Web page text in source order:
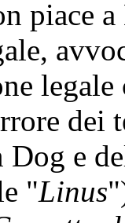
piace
dei
e
"Linus